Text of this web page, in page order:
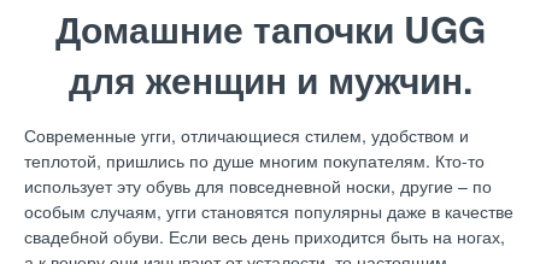
Домашние тапочки UGG
для женщин и мужчин.
Современные угги, отличающиеся стилем, удобством и
теплотой, пришлись по душе многим покупателям. Кто-то
использует эту обувь для повседневной носки, другие – по
особым случаям, угги становятся популярны даже в качестве
свадебной обуви. Если весь день приходится быть на ногах,